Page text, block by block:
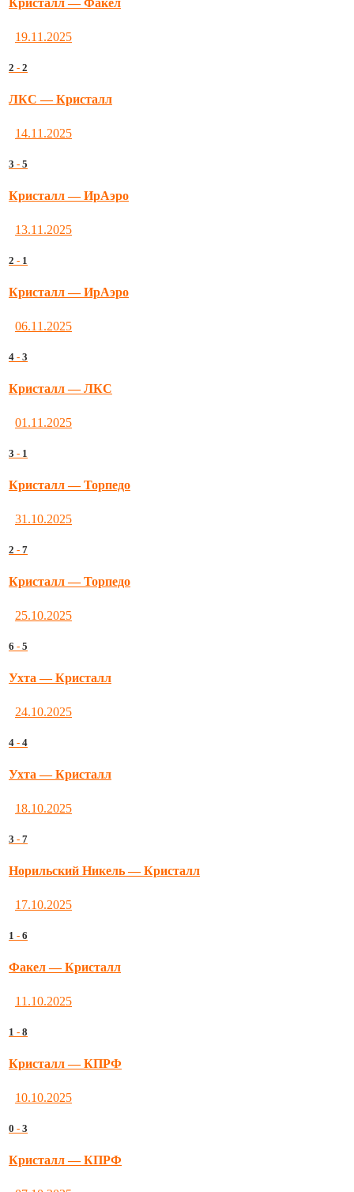
19.11.2025
2 - 2
ЛКС — Кристалл
14.11.2025
3 - 5
Кристалл — ИрАэро
13.11.2025
2 - 1
Кристалл — ИрАэро
06.11.2025
4 - 3
Кристалл — ЛКС
01.11.2025
3 - 1
Кристалл — Торпедо
31.10.2025
2 - 7
Кристалл — Торпедо
25.10.2025
6 - 5
Ухта — Кристалл
24.10.2025
4 - 4
Ухта — Кристалл
18.10.2025
3 - 7
Норильский Никель — Кристалл
17.10.2025
1 - 6
Факел — Кристалл
11.10.2025
1 - 8
Кристалл — КПРФ
10.10.2025
0 - 3
Кристалл — КПРФ